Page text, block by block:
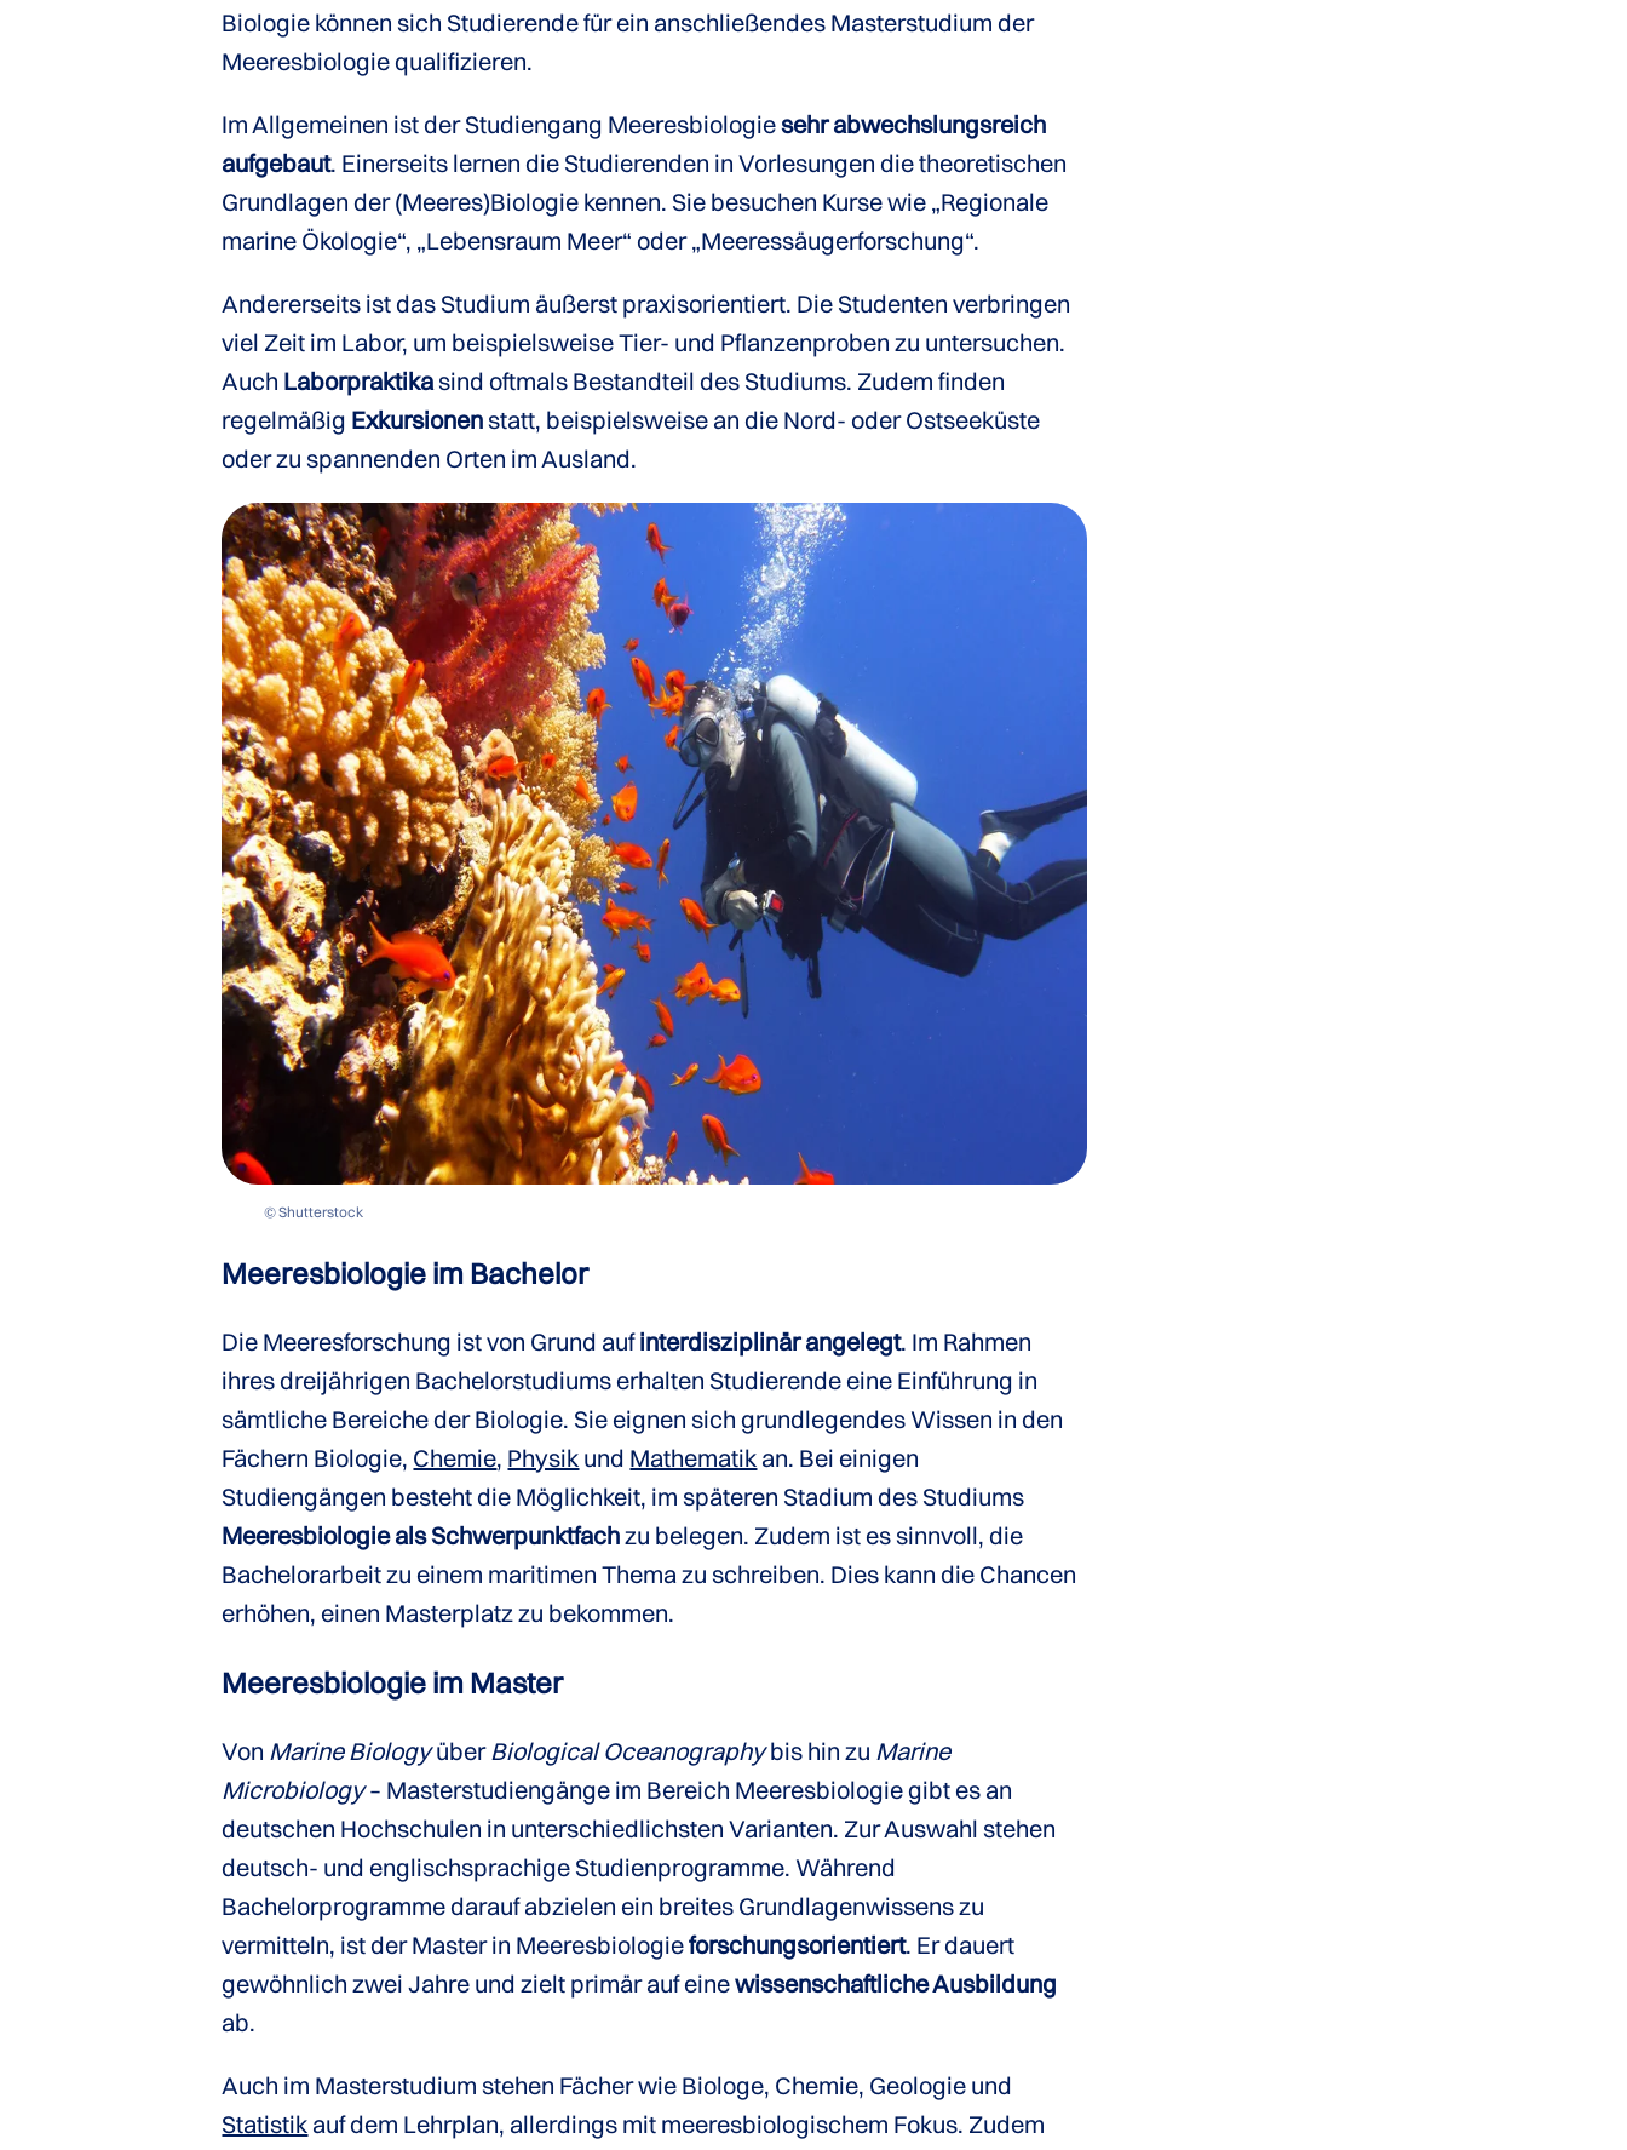
Biologie können sich Studierende für ein anschließendes Masterstudium der
Meeresbiologie qualifizieren.
Im Allgemeinen ist der Studiengang Meeresbiologiesehr abwechslungsreich
aufgebaut. Einerseits lernen die Studierenden in Vorlesungen die theoretischen
Grundlagen der (Meeres)Biologie kennen. Sie besuchen Kurse wie „Regionale
marine Ökologie“, „Lebensraum Meer“ oder „Meeressäugerforschung“.
Andererseits ist das Studium äußerst praxisorientiert. Die Studenten verbringen
viel Zeit im Labor, um beispielsweise Tier- und Pflanzenproben zu untersuchen.
Auch Laborpraktikasind oftmals Bestandteil des Studiums. Zudem finden
regelmäßig Exkursionenstatt, beispielsweise an die Nord- oder Ostseeküste
oder zu spannenden Orten im Ausland.
© Shutterstock
Meeresbiologie im Bachelor
Die Meeresforschung ist von Grund aufinterdisziplinär angelegt. Im Rahmen
ihres dreijährigen Bachelorstudiums erhalten Studierende eine Einführung in
sämtliche Bereiche der Biologie. Sie eignen sich grundlegendes Wissen in den
Fächern Biologie, Chemie, Physik und Mathematik an. Bei einigen
Studiengängen besteht die Möglichkeit, im späteren Stadium des Studiums
Meeresbiologie als Schwerpunktfachzu belegen. Zudem ist es sinnvoll, die
Bachelorarbeit zu einem maritimen Thema zu schreiben. Dies kann die Chancen
erhöhen, einen Masterplatz zu bekommen.
Meeresbiologie im Master
Von Marine BiologyüberBiological Oceanographybis hin zu Marine
Microbiology– Masterstudiengänge im Bereich Meeresbiologie gibt es an
deutschen Hochschulen in unterschiedlichsten Varianten. Zur Auswahl stehen
deutsch- und englischsprachige Studienprogramme. Während
Bachelorprogramme darauf abzielen ein breites Grundlagenwissens zu
vermitteln, ist der Master in Meeresbiologieforschungsorientiert. Er dauert
gewöhnlich zwei Jahre und zielt primär auf einewissenschaftliche Ausbildung
ab.
Auch im Masterstudium stehen Fächer wie Biologe, Chemie, Geologie und
Statistik auf dem Lehrplan, allerdings mit meeresbiologischem Fokus. Zudem